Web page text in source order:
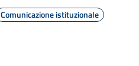
Comunicazione istituzionale